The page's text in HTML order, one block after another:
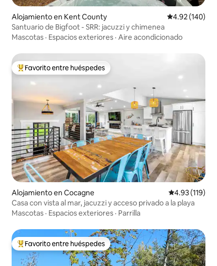
Alojamiento en Kent County Calificación
4.92 (140)
Santuario de Bigfoot - SRR: jacuzzi y chimenea
Mascotas · Espacios exteriores · Aire acondicionado
Favorito entre huéspedes preferido
Favorito entre huéspedes
Alojamiento en Cocagne Calificación
4.93 (119)
Casa con vista al mar, jacuzzi y acceso privado a la playa
Mascotas · Espacios exteriores · Parrilla
Favorito entre huéspedes preferido
Favorito entre huéspedes